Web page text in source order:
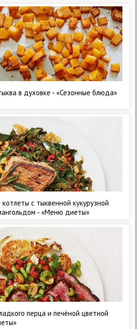
в духовке - «Сезонные блюда»
с тыквенной кукурузной
- «Меню диеты»
перца и печёной цветной